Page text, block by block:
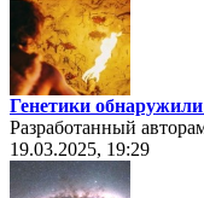
Генетики
Разработанный
19.03.2025, 19:29